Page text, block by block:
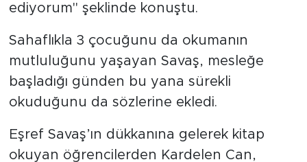
ediyorum" şeklinde konuştu.
Sahaflıkla 3 çocuğunu da okumanın
mutluluğunu yaşayan Savaş, mesleğe
başladığı günden bu yana sürekli
okuduğunu da sözlerine ekledi.
Eşref Savaş’ın dükkanına gelerek kitap
okuyan öğrencilerden Kardelen Can,